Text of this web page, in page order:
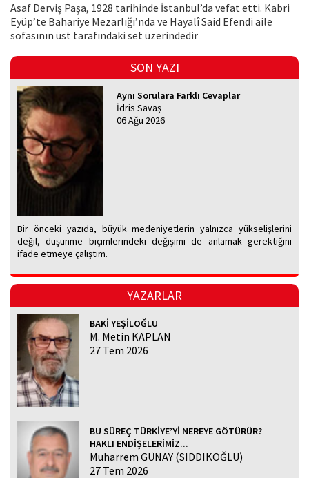
Asaf Derviş Paşa, 1928 tarihinde İstanbul’da vefat etti. Kabri
Eyüp’te Bahariye Mezarlığı’nda ve Hayalî Said Efendi aile
sofasının üst tarafındaki set üzerindedir
SON YAZI
Aynı Sorulara Farklı Cevaplar
İdris Savaş
06 Ağu 2026
Bir önceki yazıda, büyük medeniyetlerin yalnızca yükselişlerini
değil, düşünme biçimlerindeki değişimi de anlamak gerektiğini
ifade etmeye çalıştım.
YAZARLAR
BAKİ YEŞİLOĞLU
M. Metin KAPLAN
27 Tem 2026
BU SÜREÇ TÜRKİYE’Yİ NEREYE GÖTÜRÜR?
HAKLI ENDİŞELERİMİZ...
Muharrem GÜNAY (SIDDIKOĞLU)
27 Tem 2026